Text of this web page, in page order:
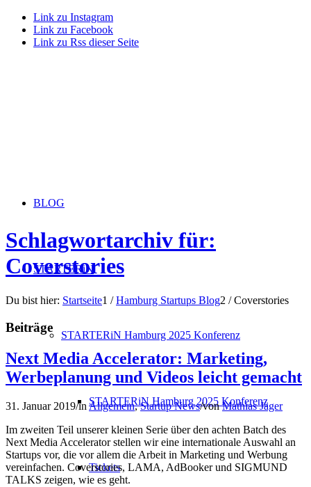
Link zu Instagram
Link zu Facebook
Link zu Rss dieser Seite
BLOG
STARTERiN
STARTERiN Hamburg 2025 Konferenz
STARTERiN Hamburg 2025 Konferenz
Tickets
Schlagwortarchiv für:
Coverstories
Du bist hier: Startseite1 / Hamburg Startups Blog2 / Coverstories
Beiträge
Next Media Accelerator: Marketing,
Werbeplanung und Videos leicht gemacht
31. Januar 2019/inAllgemein,Startup News/vonMathias Jäger
Im zweiten Teil unserer kleinen Serie über den achten Batch des
Next Media Accelerator stellen wir eine internationale Auswahl an
Startups vor, die vor allem die Arbeit in Marketing und Werbung
vereinfachen. Coverstories, LAMA, AdBooker und SIGMUND
TALKS zeigen, wie es geht.